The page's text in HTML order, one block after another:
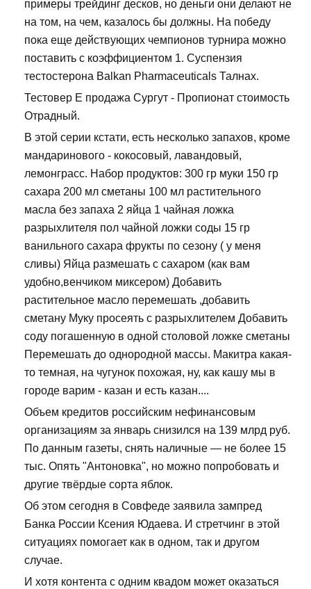
примеры трейдинг десков, но деньги они делают не
на том, на чем, казалось бы должны. На победу
пока еще действующих чемпионов турнира можно
поставить с коэффициентом 1. Суспензия
тестостерона Balkan Pharmaceuticals Талнах.
Тестовер Е продажа Сургут - Пропионат стоимость
Отрадный.
В этой серии кстати, есть несколько запахов, кроме
мандаринового - кокосовый, лавандовый,
лемонграсс. Набор продуктов: 300 гр муки 150 гр
сахара 200 мл сметаны 100 мл растительного
масла без запаха 2 яйца 1 чайная ложка
разрыхлителя пол чайной ложки соды 15 гр
ванильного сахара фрукты по сезону ( у меня
сливы) Яйца размешать с сахаром (как вам
удобно,венчиком миксером) Добавить
растительное масло перемешать ,добавить
сметану Муку просеять с разрыхлителем Добавить
соду погашенную в одной столовой ложке сметаны
Перемешать до однородной массы. Макитра какая-
то темная, на чугунок похожая, ну, как кашу мы в
городе варим - казан и есть казан....
Объем кредитов российским нефинансовым
организациям за январь снизился на 139 млрд руб.
По данным газеты, снять наличные — не более 15
тыс. Опять "Антоновка", но можно попробовать и
другие твёрдые сорта яблок.
Об этом сегодня в Совфеде заявила зампред
Банка России Ксения Юдаева. И стретчинг в этой
ситуациях помогает как в одном, так и другом
случае.
И хотя контента с одним квадом может оказаться